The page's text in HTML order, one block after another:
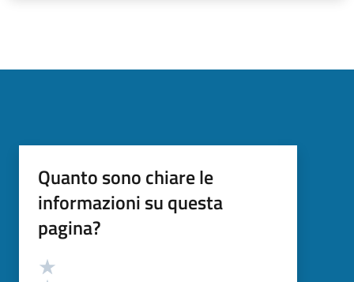
Quanto sono chiare le
informazioni su questa
pagina?
Valutazione